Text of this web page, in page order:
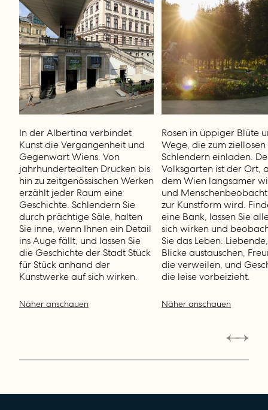
In der Albertina verbindet
Kunst die Vergangenheit und
Gegenwart Wiens. Von
jahrhundertealten Drucken bis
hin zu zeitgenössischen Werken
erzählt jeder Raum eine
Geschichte. Schlendern Sie
durch prächtige Säle, halten
Sie inne, wenn Ihnen ein Detail
ins Auge fällt, und lassen Sie
die Geschichte der Stadt Stück
für Stück anhand der
Kunstwerke auf sich wirken.
Näher anschauen
Rosen in üppiger Blüte
Wege, die zum ziellosen
Schlendern einladen.
Volksgarten ist der Ort,
dem Wien langsamer
und
zur Kunstform wird.
eine Bank, lassen Sie
sich wirken und
Sie das Leben:
Blicke austauschen,
die verweilen, und
die leise vorbeizieht.
Näher anschauen